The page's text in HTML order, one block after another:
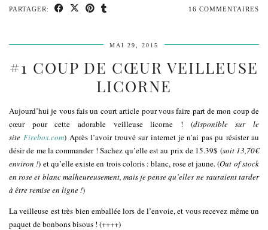
PARTAGER: 16 COMMENTAIRES
MAI 29, 2015
#1 COUP DE CŒUR VEILLEUSE
LICORNE
Aujourd’hui je vous fais un court article pour vous faire part de mon coup de
cœur pour cette adorable veilleuse licorne ! (disponible sur le
siteFirebox.com) Après l’avoir trouvé sur internet je n’ai pas pu résister au
désir de me la commander ! Sachez qu’elle est au prix de 15.39$ (soit 13,70€
environ !) et qu’elle existe en trois coloris : blanc, rose et jaune. (Out of stock
en rose et blanc malheureusement, mais je pense qu’elles ne sauraient tarder
à être remise en ligne !)
La veilleuse est très bien emballée lors de l’envoie, et vous recevez même un
paquet de bonbons bisous ! (++++)